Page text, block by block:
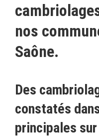
nos
Saône.
Des
constatés
principales